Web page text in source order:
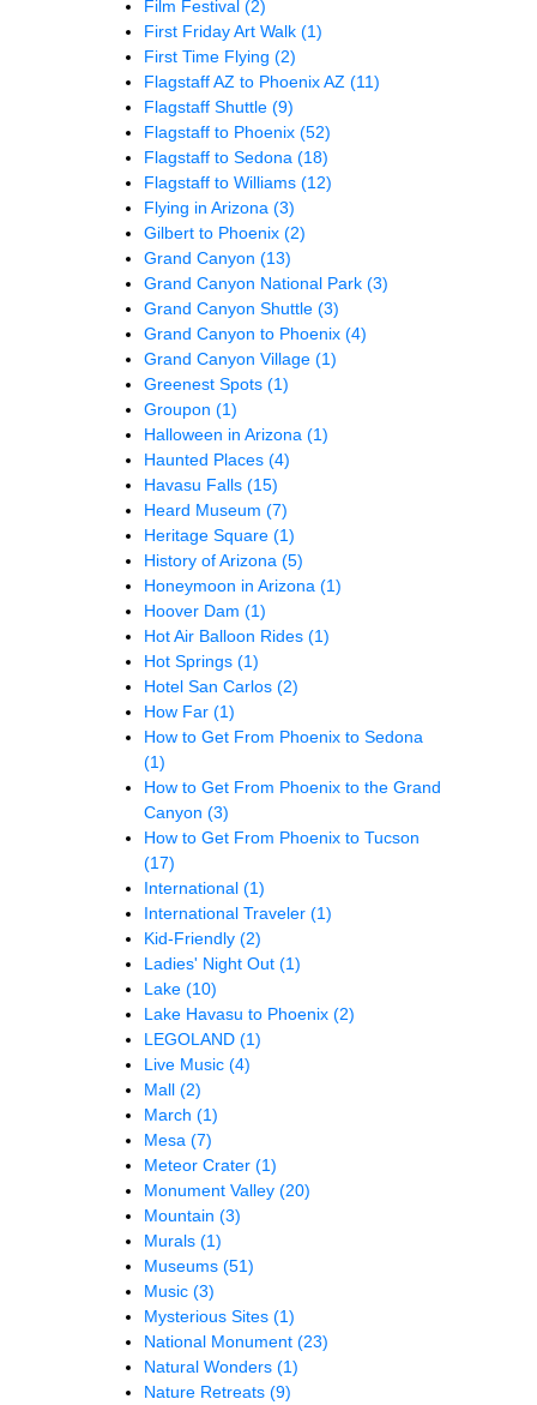
Film Festival (2)
First Friday Art Walk (1)
First Time Flying (2)
Flagstaff AZ to Phoenix AZ (11)
Flagstaff Shuttle (9)
Flagstaff to Phoenix (52)
Flagstaff to Sedona (18)
Flagstaff to Williams (12)
Flying in Arizona (3)
Gilbert to Phoenix (2)
Grand Canyon (13)
Grand Canyon National Park (3)
Grand Canyon Shuttle (3)
Grand Canyon to Phoenix (4)
Grand Canyon Village (1)
Greenest Spots (1)
Groupon (1)
Halloween in Arizona (1)
Haunted Places (4)
Havasu Falls (15)
Heard Museum (7)
Heritage Square (1)
History of Arizona (5)
Honeymoon in Arizona (1)
Hoover Dam (1)
Hot Air Balloon Rides (1)
Hot Springs (1)
Hotel San Carlos (2)
How Far (1)
How to Get From Phoenix to Sedona
(1)
How to Get From Phoenix to the Grand
Canyon (3)
How to Get From Phoenix to Tucson
(17)
International (1)
International Traveler (1)
Kid-Friendly (2)
Ladies' Night Out (1)
Lake (10)
Lake Havasu to Phoenix (2)
LEGOLAND (1)
Live Music (4)
Mall (2)
March (1)
Mesa (7)
Meteor Crater (1)
Monument Valley (20)
Mountain (3)
Murals (1)
Museums (51)
Music (3)
Mysterious Sites (1)
National Monument (23)
Natural Wonders (1)
Nature Retreats (9)